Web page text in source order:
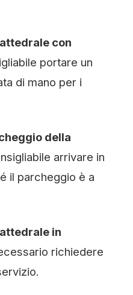
con
portare un
di mano per i
della
arrivare in
il parcheggio è a
in
richiedere